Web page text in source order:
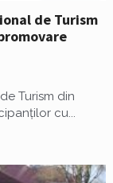
de Turism
Turism din
cu...